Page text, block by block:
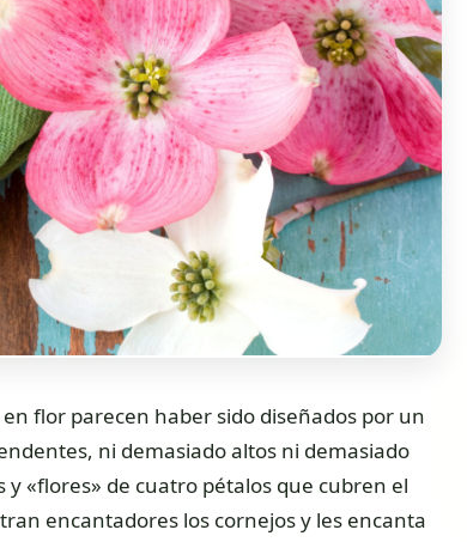
flor parecen haber sido diseñados por un
ni demasiado altos ni demasiado
«flores» de cuatro pétalos que cubren el
encantadores los cornejos y les encanta